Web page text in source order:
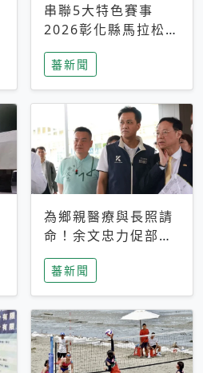
串聯5大特色賽事
2026彰化縣馬拉松嘉
年華啟動
蕃新聞
為鄉親醫療與長照請
命！余文忠力促部苗
升格「台大苗栗分
院」
蕃新聞